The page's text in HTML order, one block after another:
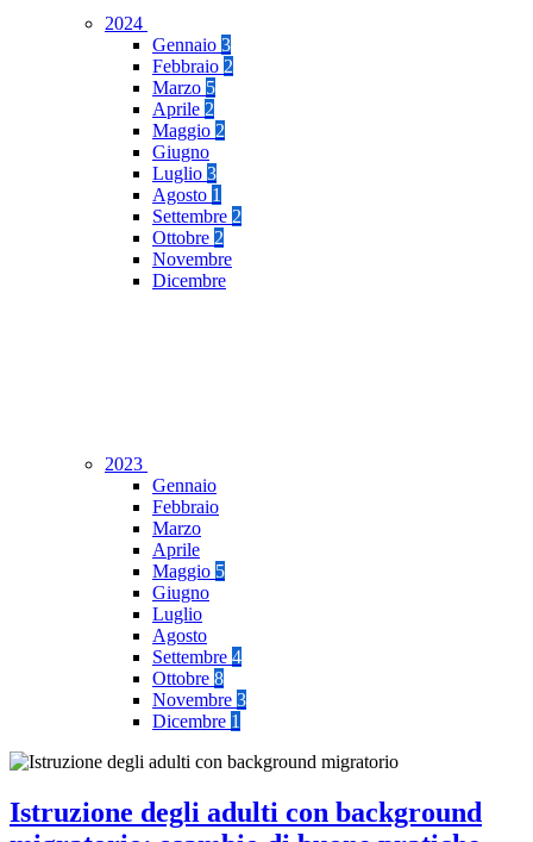
2024
Gennaio 3
Febbraio 2
Marzo 5
Aprile 2
Maggio 2
Giugno
Luglio 3
Agosto 1
Settembre 2
Ottobre 2
Novembre
Dicembre
2023
Gennaio
Febbraio
Marzo
Aprile
Maggio 5
Giugno
Luglio
Agosto
Settembre 4
Ottobre 8
Novembre 3
Dicembre 1
Istruzione degli adulti con background